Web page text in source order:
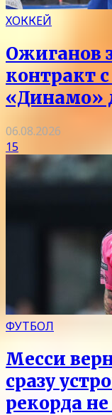
ХОККЕЙ
Ожиганов
контракт
«Динамо»
06.08.2026
15
ФУТБОЛ
Месси
сразу
рекорда